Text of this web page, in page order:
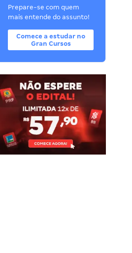
Prepare-se com quem
mais entende do assunto!
Comece a estudar no
Gran Cursos